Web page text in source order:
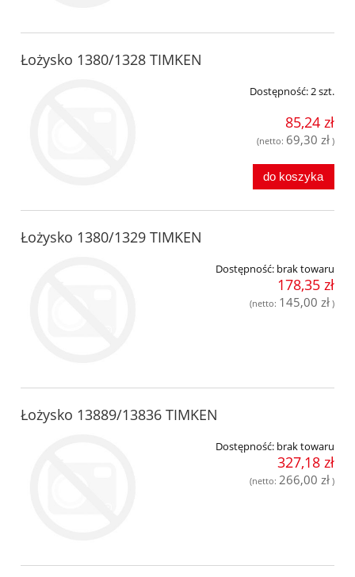
Łożysko 1380/1328 TIMKEN
Dostępność:2 szt.
85,24 zł
(netto: 69,30 zł )
do koszyka
Łożysko 1380/1329 TIMKEN
Dostępność: brak towaru
178,35 zł
(netto: 145,00 zł )
Łożysko 13889/13836 TIMKEN
Dostępność: brak towaru
327,18 zł
(netto: 266,00 zł )